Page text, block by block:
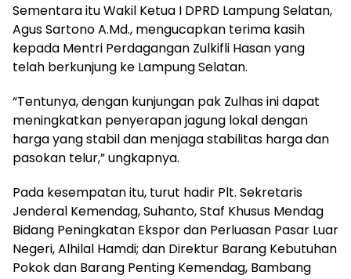
Sementara itu Wakil Ketua I DPRD Lampung Selatan,
Agus Sartono A.Md., mengucapkan terima kasih
kepada Mentri Perdagangan Zulkifli Hasan yang
telah berkunjung ke Lampung Selatan.
“Tentunya, dengan kunjungan pak Zulhas ini dapat
meningkatkan penyerapan jagung lokal dengan
harga yang stabil dan menjaga stabilitas harga dan
pasokan telur,” ungkapnya.
Pada kesempatan itu, turut hadir Plt. Sekretaris
Jenderal Kemendag, Suhanto, Staf Khusus Mendag
Bidang Peningkatan Ekspor dan Perluasan Pasar Luar
Negeri, Alhilal Hamdi; dan Direktur Barang Kebutuhan
Pokok dan Barang Penting Kemendag, Bambang